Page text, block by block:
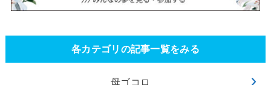
各カテゴリの記事一覧をみる
母ゴコロ